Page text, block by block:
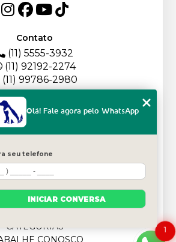
Contato
(11) 5555-3932
(11) 92192-2274
(11) 99786-2980
QUEM SOMOS
BLOG
FILHOTES
CATEGORIAS
CONOSCO
1
Olá! Fale agora pelo WhatsApp
seu telefone
INICIAR CONVERSA